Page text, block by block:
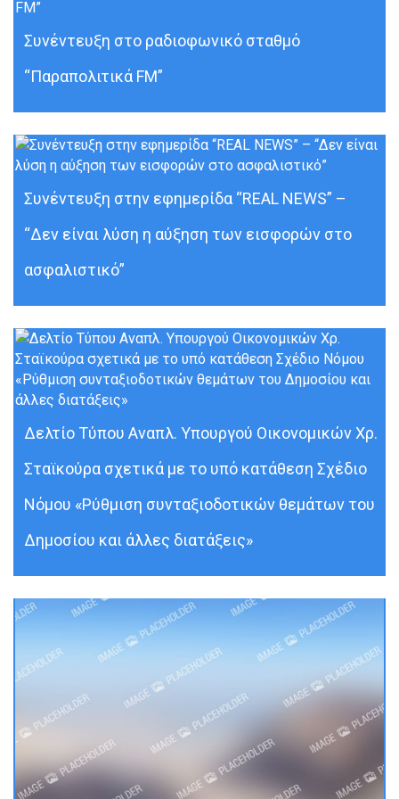
Συνέντευξη στο ραδιοφωνικό σταθμό
“Παραπολιτικά FM”
Συνέντευξη στην εφημερίδα “REAL NEWS” –
“Δεν είναι λύση η αύξηση των εισφορών στο
ασφαλιστικό”
Δελτίο Τύπου Αναπλ. Υπουργού Οικονομικών Χρ.
Σταϊκούρα σχετικά με το υπό κατάθεση Σχέδιο
Νόμου «Ρύθμιση συνταξιοδοτικών θεμάτων του
Δημοσίου και άλλες διατάξεις»